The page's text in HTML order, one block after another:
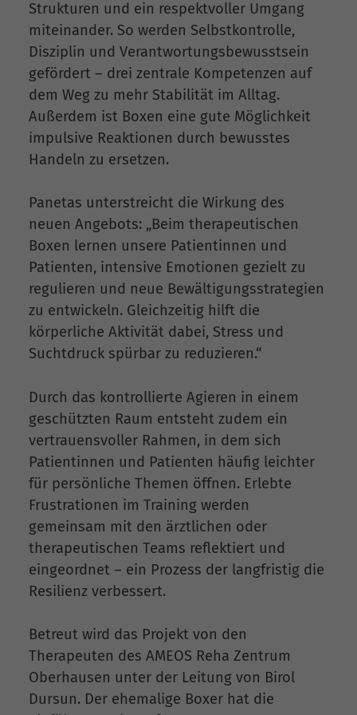
Strukturen und ein respektvoller Umgang
miteinander. So werden Selbstkontrolle,
Disziplin und Verantwortungsbewusstsein
gefördert – drei zentrale Kompetenzen auf
dem Weg zu mehr Stabilität im Alltag.
Außerdem ist Boxen eine gute Möglichkeit
impulsive Reaktionen durch bewusstes
Handeln zu ersetzen.
Panetas unterstreicht die Wirkung des
neuen Angebots: „Beim therapeutischen
Boxen lernen unsere Patientinnen und
Patienten, intensive Emotionen gezielt zu
regulieren und neue Bewältigungsstrategien
zu entwickeln. Gleichzeitig hilft die
körperliche Aktivität dabei, Stress und
Suchtdruck spürbar zu reduzieren.“
Durch das kontrollierte Agieren in einem
geschützten Raum entsteht zudem ein
vertrauensvoller Rahmen, in dem sich
Patientinnen und Patienten häufig leichter
für persönliche Themen öffnen. Erlebte
Frustrationen im Training werden
gemeinsam mit den ärztlichen oder
therapeutischen Teams reflektiert und
eingeordnet – ein Prozess der langfristig die
Resilienz verbessert.
Betreut wird das Projekt von den
Therapeuten des AMEOS Reha Zentrum
Oberhausen unter der Leitung von Birol
Dursun. Der ehemalige Boxer hat die